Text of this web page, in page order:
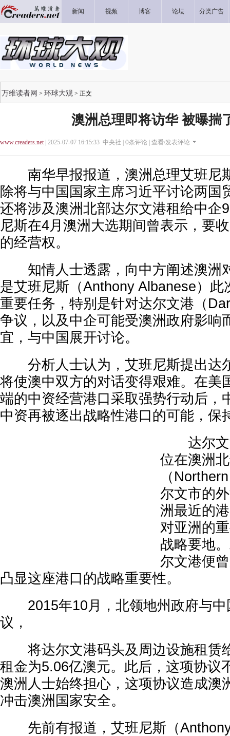
新闻 视频 博客 论坛 分类广告
万维读者网 > 环球大观 > 正文
澳洲总理即将访华 被曝揣
www.creaders.net| 2025-07-07 16:15:33 中央社 | 0条评论 | 查看/发表评论
南华早报报道，澳洲总理艾班尼
除将与中国国家主席习近平讨论两国
还将涉及澳洲北部达尔文港租给中企
尼斯在4月澳洲大选期间曾表示，要
的经营权。
知情人士透露，向中方阐述澳洲
是艾班尼斯（Anthony Albanese）此
重要任务，特别是针对达尔文港（
争议，以及中企可能受澳洲政府影响
宜，与中国展开讨论。
分析人士认为，艾班尼斯提出达
将使澳中双方的对话变得艰难。在美
端的中资经营港口采取强势行动后，
中资再被逐出战略性港口的可能，保
达尔文
位在澳洲
（
尔文市的
洲最近的
对亚洲的
战略要地
尔文港便
凸显这座港口的战略重要性。
2015年10月，北领地州政府与中
议，
将达尔文港码头及周边设施租赁
租金为5.06亿澳元。此后，这项协议
澳洲人士始终担心，这项协议造成澳
冲击澳洲国家安全。
先前有报道，艾班尼斯（Anthony